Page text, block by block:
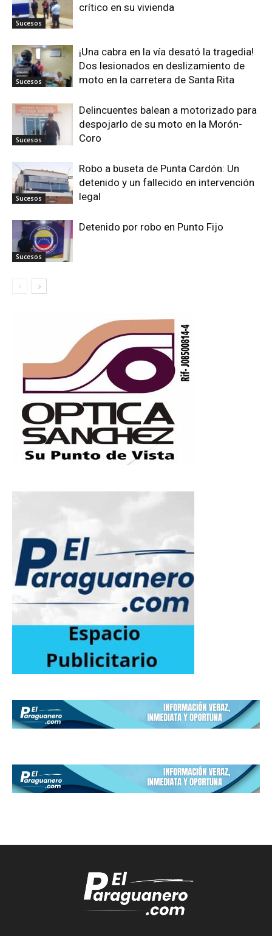
Sucesos
crítico en su vivienda
Sucesos
¡Una cabra en la vía desató la tragedia!
Dos lesionados en deslizamiento de
moto en la carretera de Santa Rita
Sucesos
Delincuentes balean a motorizado para
despojarlo de su moto en la Morón-
Coro
Sucesos
Robo a buseta de Punta Cardón: Un
detenido y un fallecido en intervención
legal
Sucesos
Detenido por robo en Punto Fijo